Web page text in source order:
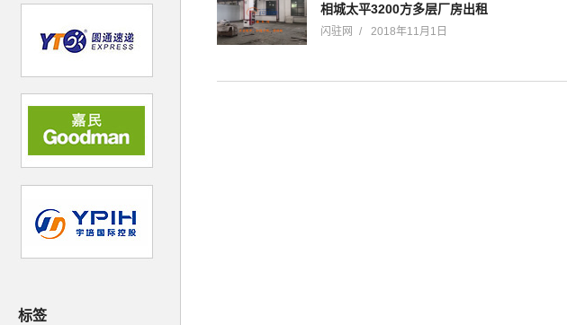
标签
相城太平3200方多层厂房出租
闪驻网 2018年11月1日